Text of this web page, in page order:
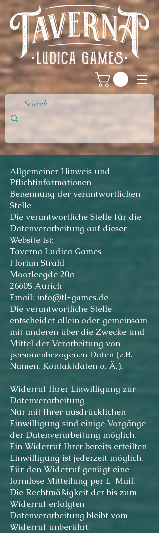
Allgemeiner Hinweis und
Pflichtinformationen
Benennung der verantwortlichen
Stelle
Die verantwortliche Stelle für die
Datenverarbeitung auf dieser
Website ist:
Taverna Ludica Games
Florian Strahl
Moorleegde 20a
26605 Aurich
Email: info@tl-games.de
Die verantwortliche Stelle
entscheidet allein oder gemeinsam
mit anderen über die Zwecke und
Mittel der Verarbeitung von
personenbezogenen Daten (z.B.
Namen, Kontaktdaten o. Ä.).
Widerruf Ihrer Einwilligung zur
Datenverarbeitung
Nur mit Ihrer ausdrücklichen
Einwilligung sind einige Vorgänge
der Datenverarbeitung möglich.
Ein Widerruf Ihrer bereits erteilten
Einwilligung ist jederzeit möglich.
Für den Widerruf genügt eine
formlose Mitteilung per E-Mail.
Die Rechtmäßigkeit der bis zum
Widerruf erfolgten
Datenverarbeitung bleibt vom
Widerruf unberührt.